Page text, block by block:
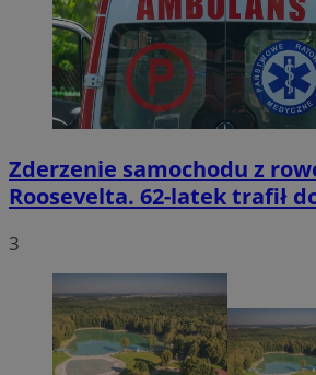
Zderzenie samochodu z
Roosevelta. 62-latek trafił
3